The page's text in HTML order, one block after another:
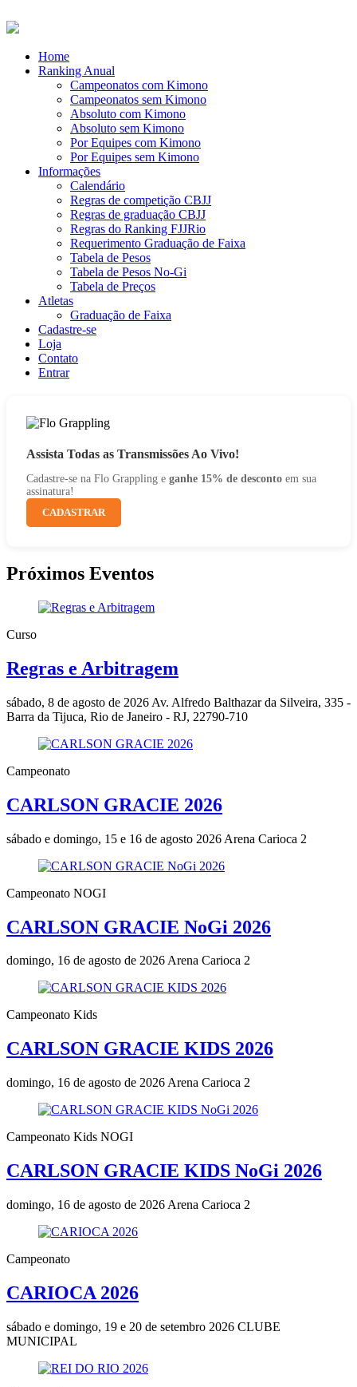
Home
Ranking Anual
Campeonatos com Kimono
Campeonatos sem Kimono
Absoluto com Kimono
Absoluto sem Kimono
Por Equipes com Kimono
Por Equipes sem Kimono
Informações
Calendário
Regras de competição CBJJ
Regras de graduação CBJJ
Regras do Ranking FJJRio
Requerimento Graduação de Faixa
Tabela de Pesos
Tabela de Pesos No-Gi
Tabela de Preços
Atletas
Graduação de Faixa
Cadastre-se
Loja
Contato
Entrar
Assista Todas as Transmissões Ao Vivo!
Cadastre-se na Flo Grappling e ganhe 15% de desconto em sua
assinatura!
CADASTRAR
Próximos Eventos
Curso
Regras e Arbitragem
sábado, 8 de agosto de 2026 Av. Alfredo Balthazar da Silveira, 335 -
Barra da Tijuca, Rio de Janeiro - RJ, 22790-710
Campeonato
CARLSON GRACIE 2026
sábado e domingo, 15 e 16 de agosto 2026 Arena Carioca 2
Campeonato NOGI
CARLSON GRACIE NoGi 2026
domingo, 16 de agosto de 2026Arena Carioca 2
Campeonato Kids
CARLSON GRACIE KIDS 2026
domingo, 16 de agosto de 2026 Arena Carioca 2
Campeonato Kids NOGI
CARLSON GRACIE KIDS NoGi 2026
domingo, 16 de agosto de 2026 Arena Carioca 2
Campeonato
CARIOCA 2026
sábado e domingo, 19 e 20 de setembro 2026 CLUBE
MUNICIPAL